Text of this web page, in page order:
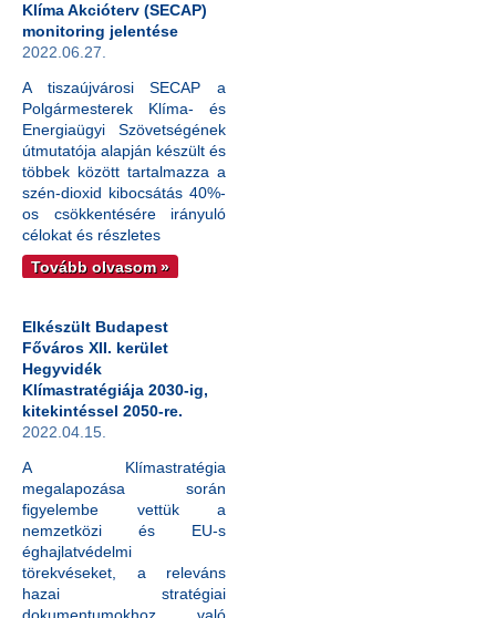
Klíma Akcióterv (SECAP)
monitoring jelentése
2022.06.27.
A tiszaújvárosi SECAP a
Polgármesterek Klíma- és
Energiaügyi Szövetségének
útmutatója alapján készült és
többek között tartalmazza a
szén-dioxid kibocsátás 40%-
os csökkentésére irányuló
célokat és részletes
Tovább olvasom »
Elkészült Budapest
Főváros XII. kerület
Hegyvidék
Klímastratégiája 2030-ig,
kitekintéssel 2050-re.
2022.04.15.
A Klímastratégia
megalapozása során
figyelembe vettük a
nemzetközi és EU-s
éghajlatvédelmi
törekvéseket, a releváns
hazai stratégiai